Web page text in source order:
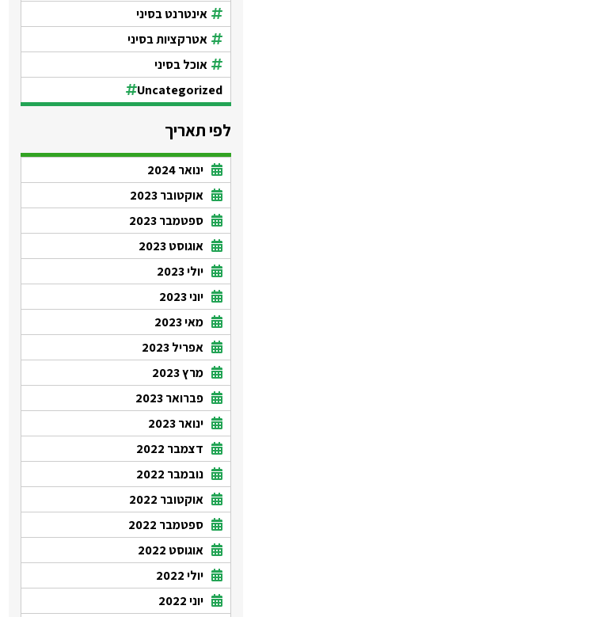
אינטרנט בסיני
אטרקציות בסיני
אוכל בסיני
Uncategorized
לפי תאריך
ינואר 2024
אוקטובר 2023
ספטמבר 2023
אוגוסט 2023
יולי 2023
יוני 2023
מאי 2023
אפריל 2023
מרץ 2023
פברואר 2023
ינואר 2023
דצמבר 2022
נובמבר 2022
אוקטובר 2022
ספטמבר 2022
אוגוסט 2022
יולי 2022
יוני 2022